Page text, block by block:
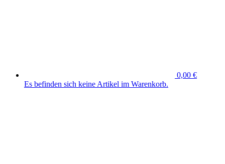
0,00 €
Es befinden sich keine Artikel im Warenkorb.